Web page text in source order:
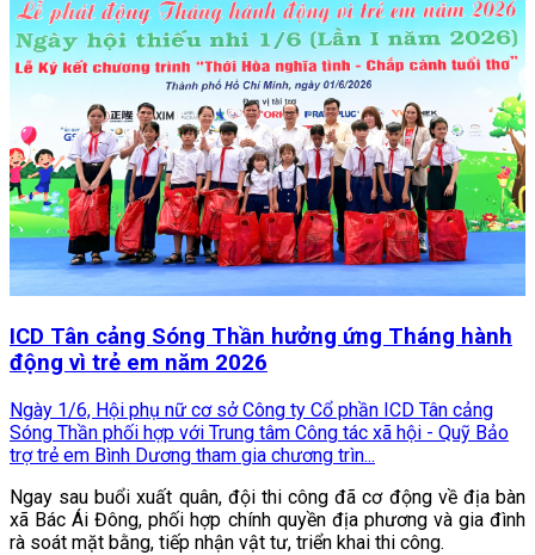
ICD Tân cảng Sóng Thần hưởng ứng Tháng hành
động vì trẻ em năm 2026
Ngày 1/6, Hội phụ nữ cơ sở Công ty Cổ phần ICD Tân cảng
Sóng Thần phối hợp với Trung tâm Công tác xã hội - Quỹ Bảo
trợ trẻ em Bình Dương tham gia chương trìn...
Ngay sau buổi xuất quân, đội thi công đã cơ động về địa bàn
xã Bác Ái Đông, phối hợp chính quyền địa phương và gia đình
rà soát mặt bằng, tiếp nhận vật tư, triển khai thi công.